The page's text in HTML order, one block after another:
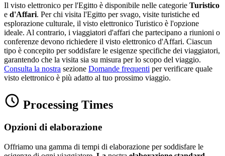
Il visto elettronico per l'Egitto è disponibile nelle categorie Turistico
e d'Affari. Per chi visita l'Egitto per svago, visite turistiche ed
esplorazione culturale, il visto elettronico Turistico è l'opzione
ideale. Al contrario, i viaggiatori d'affari che partecipano a riunioni o
conferenze devono richiedere il visto elettronico d'Affari. Ciascun
tipo è concepito per soddisfare le esigenze specifiche dei viaggiatori,
garantendo che la visita sia su misura per lo scopo del viaggio.
Consulta la nostra sezione Domande frequenti per verificare quale
visto elettronico è più adatto al tuo prossimo viaggio.
Processing Times
Opzioni di elaborazione
Offriamo una gamma di tempi di elaborazione per soddisfare le